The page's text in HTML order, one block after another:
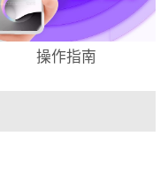
操作指南